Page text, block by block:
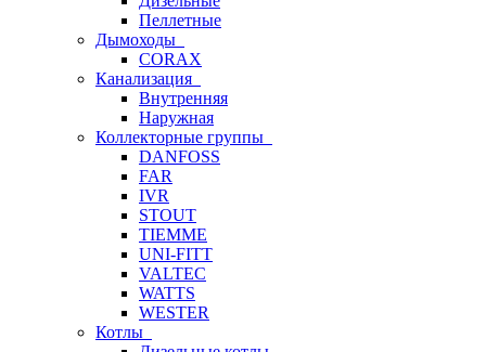
Пеллетные
Дымоходы
CORAX
Канализация
Внутренняя
Наружная
Коллекторные группы
DANFOSS
FAR
IVR
STOUT
TIEMME
UNI-FITT
VALTEC
WATTS
WESTER
Котлы